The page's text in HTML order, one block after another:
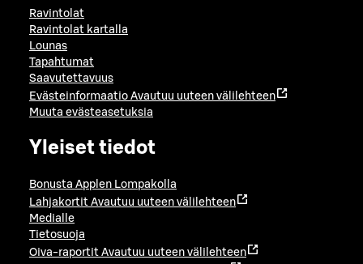
Ravintolat
Ravintolat kartalla
Lounas
Tapahtumat
Saavutettavuus
Evästeinformaatio Avautuu uuteen välilehteen
Muuta evästeasetuksia
Yleiset tiedot
Bonusta Applen Lompakolla
Lahjakortit Avautuu uuteen välilehteen
Medialle
Tietosuoja
Oiva-raportit Avautuu uuteen välilehteen